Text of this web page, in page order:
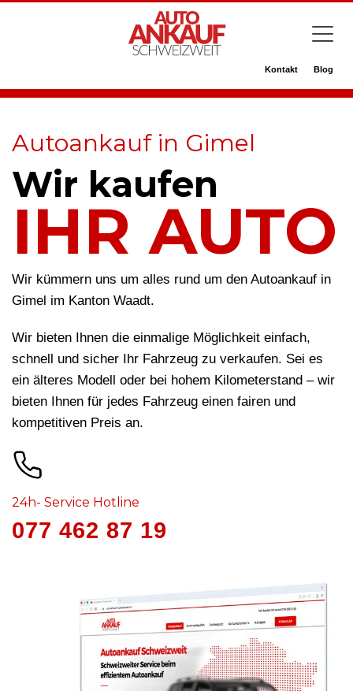
Kontakt Blog
Autoankauf in Gimel
Wir kaufen
IHR AUTO
Wir kümmern uns um alles rund um den Autoankauf in
Gimel im Kanton Waadt.
Wir bieten Ihnen die einmalige Möglichkeit einfach,
schnell und sicher Ihr Fahrzeug zu verkaufen. Sei es
ein älteres Modell oder bei hohem Kilometerstand – wir
bieten Ihnen für jedes Fahrzeug einen fairen und
kompetitiven Preis an.
24h- Service Hotline
077 462 87 19